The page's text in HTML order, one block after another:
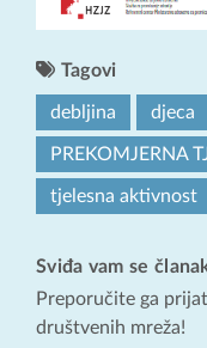
Tagovi
debljina djeca
PREKOMJERNA
tjelesna aktivnost
Sviđa vam se
Preporučite ga
društvenih mreža!